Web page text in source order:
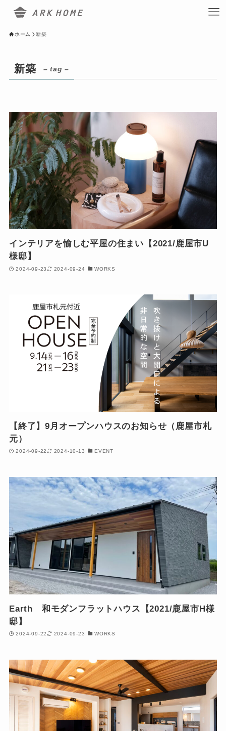
ホーム 新築
新築 – tag –
インテリアを愉しむ平屋の住まい【2021/鹿屋市U
様邸】
2024-09-23 2024-09-24 WORKS
【終了】9月オープンハウスのお知らせ（鹿屋市札
元）
2024-09-22 2024-10-13 EVENT
Earth 和モダンフラットハウス【2021/鹿屋市H様
邸】
2024-09-22 2024-09-23 WORKS